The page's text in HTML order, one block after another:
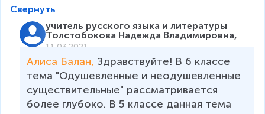
Свернуть
учитель русского языка и литературы
Толстобокова Надежда Владимировна,
11.03.2021
Алиса Балан, Здравствуйте! В 6 классе
тема "Одушевленные и неодушевленные
существительные" рассматривается
более глубоко. В 5 классе данная тема